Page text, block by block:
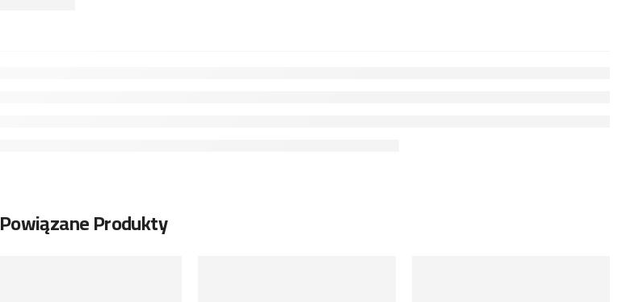
Powiązane Produkty